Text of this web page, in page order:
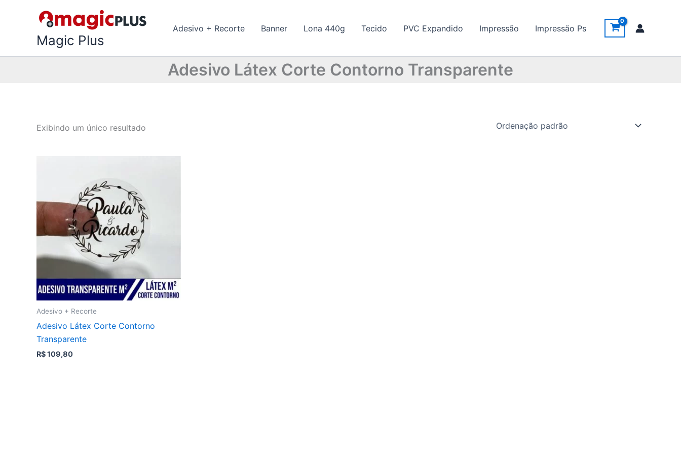
Magic Plus
Adesivo + Recorte Banner Lona 440g Tecido PVC Expandido Impressão Impressão Ps
Adesivo Látex Corte Contorno Transparente
Exibindo um único resultado
Adesivo + Recorte
Adesivo Látex Corte Contorno
Transparente
R$109,80